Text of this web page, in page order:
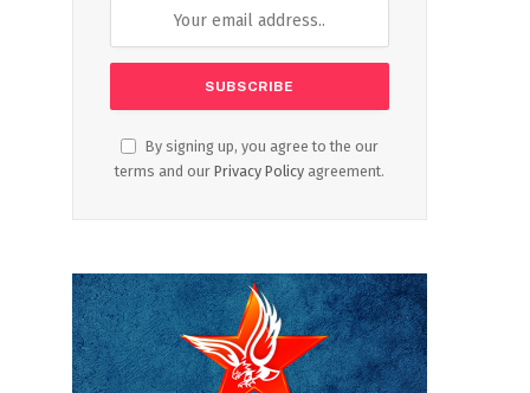
By signing up, you agree to the our
terms and our Privacy Policy agreement.